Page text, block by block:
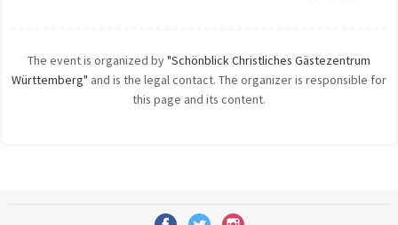
The event is organized by"Schönblick Christliches Gästezentrum
Württemberg" and is the legal contact. The organizer is responsible for
this page and its content.